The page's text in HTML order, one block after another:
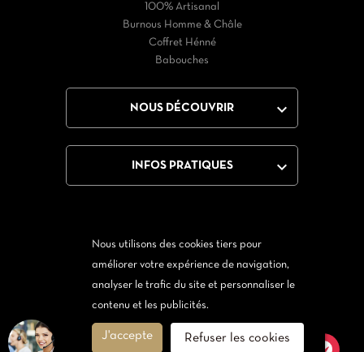
Nous utilisons des cookies tiers pour
améliorer votre expérience de navigation,
analyser le trafic du site et personnaliser le
contenu et les publicités.
J'accepte Refuser les cookies
100% Artisanal
Burnous Homme & Châle
Coffret Hénné
Babouches
NOUS DÉCOUVRIR 
INFOS PRATIQUES 
Instagram